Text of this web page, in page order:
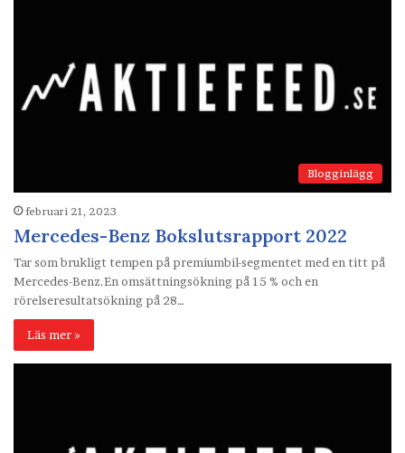
Blogginlägg
februari 21, 2023
Mercedes-Benz Bokslutsrapport 2022
Tar som brukligt tempen på premiumbil-segmentet med en titt på
Mercedes-Benz.En omsättningsökning på 15 % och en
rörelseresultatsökning på 28…
Läs mer »